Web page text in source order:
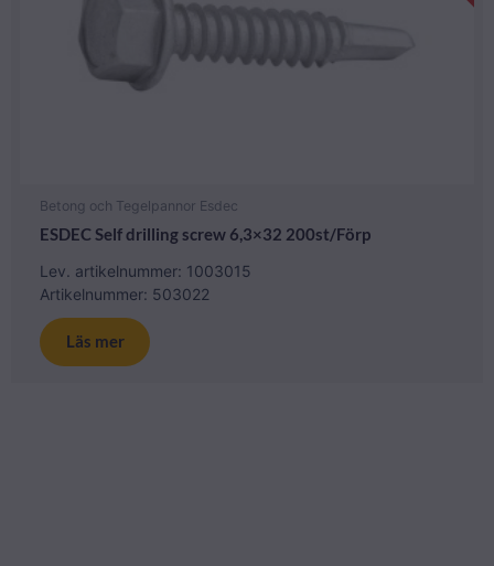
Betong och Tegelpannor Esdec
ESDEC Self drilling screw 6,3×32 200st/Förp
Lev. artikelnummer: 1003015
Artikelnummer: 503022
Läs mer